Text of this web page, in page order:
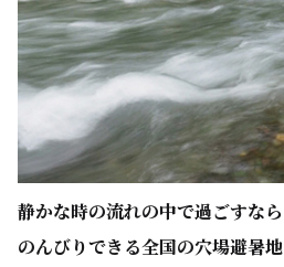
静かな時の流れの中で過ごすなら
のんびりできる全国の穴場避暑地